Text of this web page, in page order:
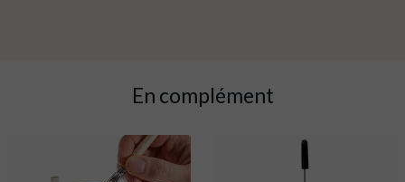
En complément